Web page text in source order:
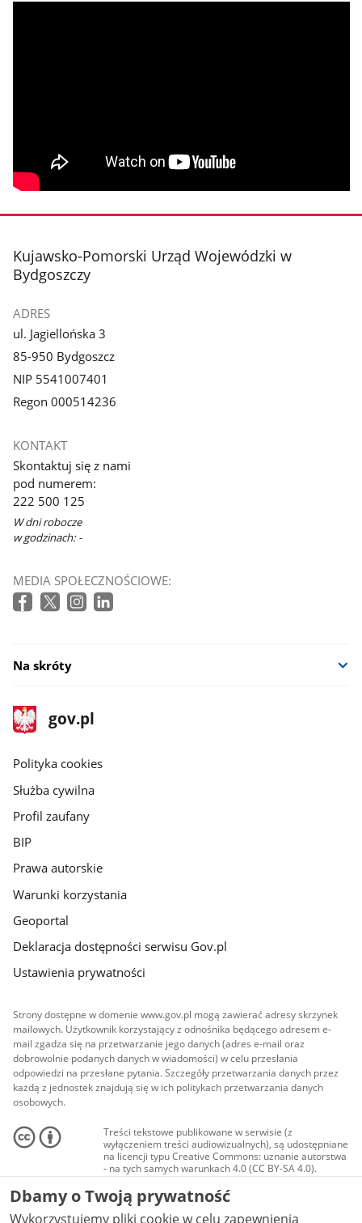
stopka
Kujawsko-Pomorski Urząd Wojewódzki w
Bydgoszczy
ADRES
ul. Jagiellońska 3
85-950 Bydgoszcz
NIP 5541007401
Regon 000514236
KONTAKT
Skontaktuj się z nami
pod numerem:
222 500 125
W dni robocze
w godzinach: -
MEDIA SPOŁECZNOŚCIOWE:
Na skróty
stopka
gov.pl
Strona
gov.pl
gov.pl
Polityka cookies
Służba cywilna
Profil zaufany
BIP
Prawa autorskie
Warunki korzystania
Geoportal
Deklaracja dostępności serwisu Gov.pl
Ustawienia prywatności
Strony dostępne w domenie www.gov.pl mogą zawierać adresy skrzynek
mailowych. Użytkownik korzystający z odnośnika będącego adresem e-
mail zgadza się na przetwarzanie jego danych (adres e-mail oraz
dobrowolnie podanych danych w wiadomości) w celu przesłania
odpowiedzi na przesłane pytania. Szczegóły przetwarzania danych przez
każdą z jednostek znajdują się w ich politykach przetwarzania danych
osobowych.
Treści tekstowe publikowane w serwisie (z
wyłączeniem treści audiowizualnych), są udostępniane
na licencji typu Creative Commons: uznanie autorstwa
- na tych samych warunkach 4.0 (CC BY-SA 4.0).
Materiały audiowizualne, w tym zdjęcia, materiały
audio i wideo, są udostępniane na licencji typu
Creative Commons: uznanie autorstwa użycie
niekomercyjne - bez utworów zależnych 4.0 (CC BY-
Dbamy o Twoją prywatność
Wykorzystujemy pliki cookie w celu zapewnienia